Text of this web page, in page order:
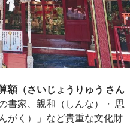
額（さいじょうりゅう さん
書家、親和（しんな）・ 思
がく）」など貴重な文化財